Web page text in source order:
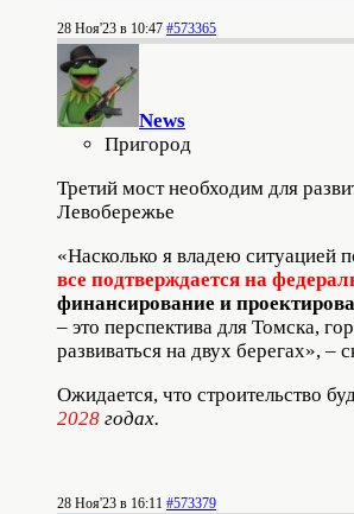
28 Ноя'23 в 10:47 #573365
News
Пригород
Третий мост необходим для
Левобережье
«Насколько я владею ситуацией
все подтверждается на
финансирование и
– это перспектива для Томска,
развиваться на двух берегах», –
Ожидается, что строительство
2028 годах.
28 Ноя'23 в 16:11 #573379